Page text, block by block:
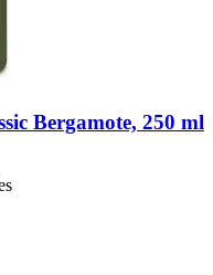
Bergamote, 250 ml